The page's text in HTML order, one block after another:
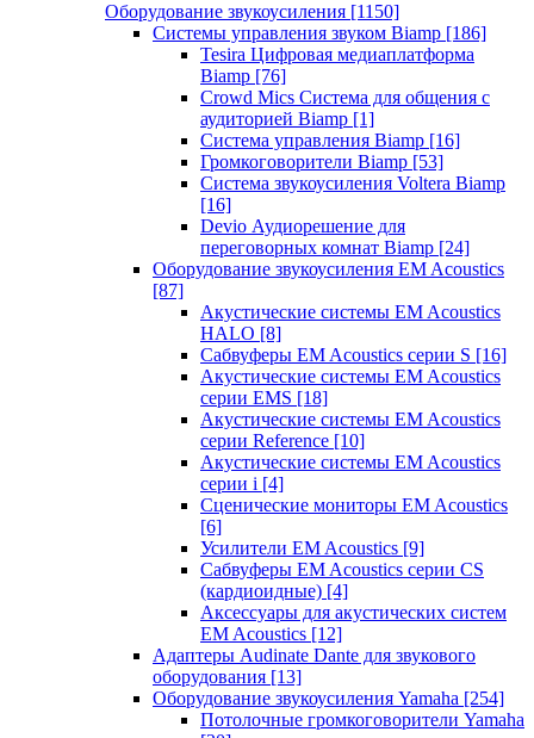
Оборудование звукоусиления [1150]
Системы управления звуком Biamp [186]
Tesira Цифровая медиаплатформа
Biamp [76]
Crowd Mics Система для общения с
аудиторией Biamp [1]
Система управления Biamp [16]
Громкоговорители Biamp [53]
Система звукоусиления Voltera Biamp
[16]
Devio Аудиорешение для
переговорных комнат Biamp [24]
Оборудование звукоусиления EM Acoustics
[87]
Акустические системы EM Acoustics
HALO [8]
Сабвуферы EM Acoustics серии S [16]
Акустические системы EM Acoustics
серии EMS [18]
Акустические системы EM Acoustics
серии Reference [10]
Акустические системы EM Acoustics
серии i [4]
Сценические мониторы EM Acoustics
[6]
Усилители EM Acoustics [9]
Сабвуферы EM Acoustics серии CS
(кардиоидные) [4]
Аксессуары для акустических систем
EM Acoustics [12]
Адаптеры Audinate Dante для звукового
оборудования [13]
Оборудование звукоусиления Yamaha [254]
Потолочные громкоговорители Yamaha